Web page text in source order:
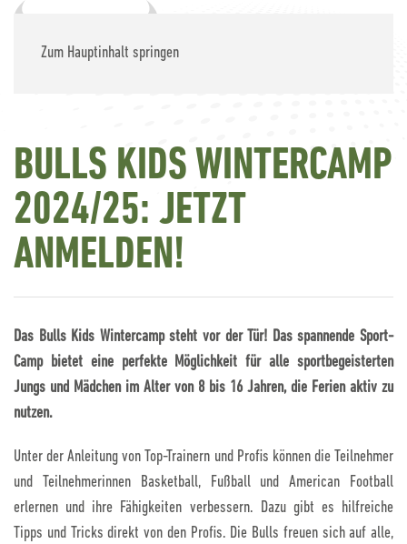
Zum Hauptinhalt springen
BULLS KIDS WINTERCAMP
2024/25: JETZT
ANMELDEN!
Das Bulls Kids Wintercamp steht vor der Tür! Das spannende Sport-
Camp bietet eine perfekte Möglichkeit für alle sportbegeisterten
Jungs und Mädchen im Alter von 8 bis 16 Jahren, die Ferien aktiv zu
nutzen.
Unter der Anleitung von Top-Trainern und Profis können die Teilnehmer
und Teilnehmerinnen Basketball, Fußball und American Football
erlernen und ihre Fähigkeiten verbessern. Dazu gibt es hilfreiche
Tipps und Tricks direkt von den Profis. Die Bulls freuen sich auf alle,